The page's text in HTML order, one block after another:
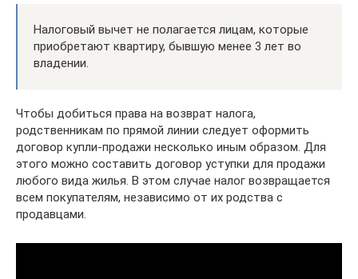
Налоговый вычет не полагается лицам, которые
приобретают квартиру, бывшую менее 3 лет во
владении.
Чтобы добиться права на возврат налога,
родственникам по прямой линии следует оформить
договор купли-продажи несколько иным образом. Для
этого можно составить договор уступки для продажи
любого вида жилья. В этом случае налог возвращается
всем покупателям, независимо от их родства с
продавцами.